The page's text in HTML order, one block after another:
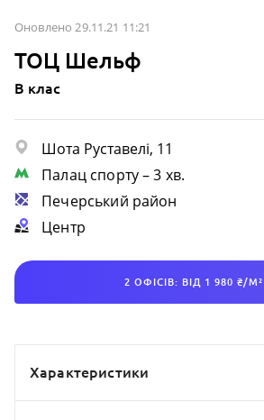
Оновлено 29.11.21 11:21
ТОЦ Шельф
B клас
Шота Руставелі, 11
Палац спорту– 3 хв.
Печерський район
Центр
2 ОФІСІВ: ВІД 1 980 ₴/М²
Характеристики